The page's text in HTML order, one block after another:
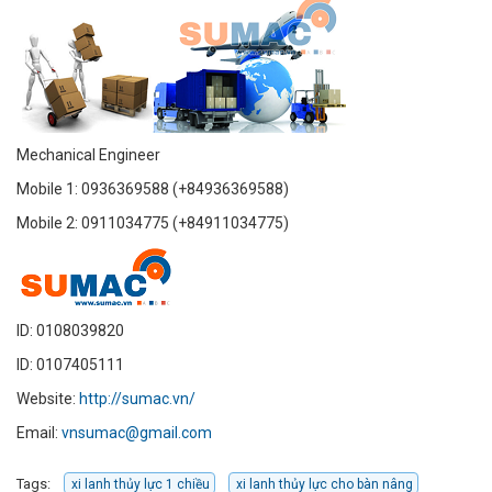
Mechanical Engineer
Mobile 1: 0936369588 (+84936369588)
Mobile 2: 0911034775 (+84911034775)
ID: 0108039820
ID: 0107405111
Website: http://sumac.vn/
Email: vnsumac@gmail.com
Tags: xi lanh thủy lực 1 chiều xi lanh thủy lực cho bàn nâng